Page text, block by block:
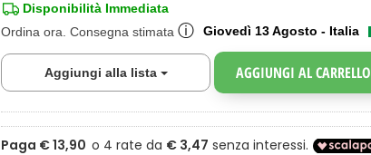
Disponibilità Immediata
Ordina ora. Consegna stimata ⓘ Giovedì 13 Agosto - Italia
Aggiungi alla lista Toggle DropdownAGGIUNGI AL CARRELLO
Paga € 13,90